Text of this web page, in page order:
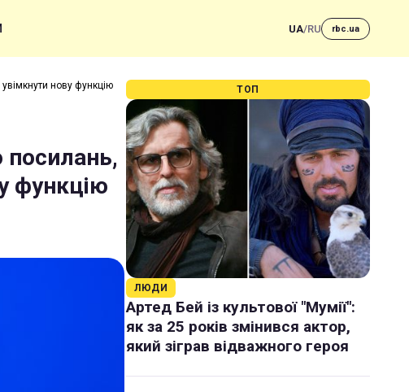
UA/RU rbc.ua
нову функцію
посилань,
функцію
ТОП
ЛЮДИ
Артед Бей із культової "Мумії":
як за 25 років змінився актор,
який зіграв відважного героя